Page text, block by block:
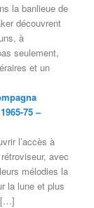
la banlieue de
découvrent
à
seulement,
et un
75 –
l’accès à
avec
mélodies la
la lune et plus
[…]